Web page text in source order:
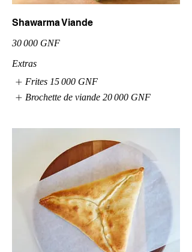
Shawarma Viande
30 000 GNF
Extras
Frites 15 000 GNF
Brochette de viande 20 000 GNF